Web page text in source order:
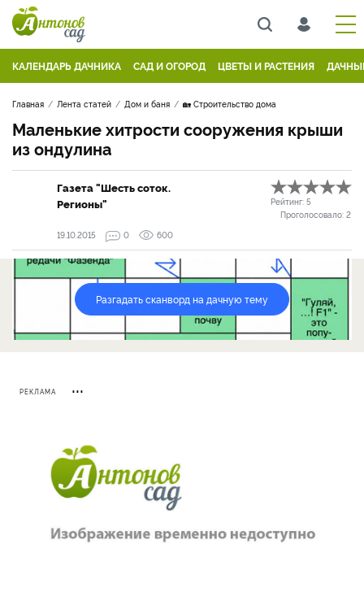
КАЛЕНДАРЬ ДАЧНИКА САД И ОГОРОД ЦВЕТЫ И РАСТЕНИЯ
Главная Лента статей Дом и баня 🏡 Строительство дома
Маленькие хитрости сооружения крыши
из ондулина
Газета "Шесть соток.
Регионы"
Рейтинг: 5
Проголосовало: 2
19.10.2015
0 600
Разгадать сканворд на дачную тему
РЕКЛАМА